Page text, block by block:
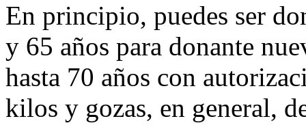
En principio, puedes ser
y 65 años para donante
hasta 70 años con
kilos y gozas, en general,